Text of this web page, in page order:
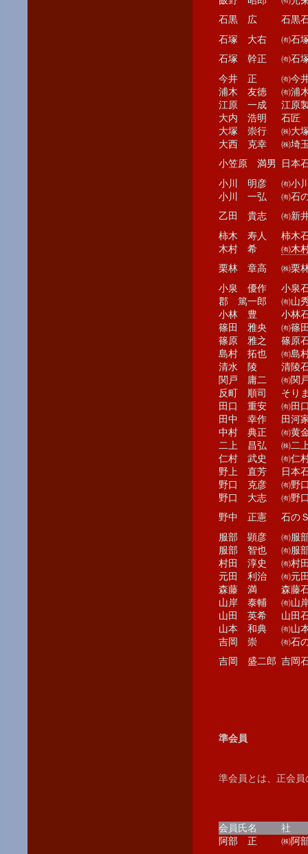
石黒 広
石黒
石塚 大右
㈲石
石塚 幹正
㈲石
今井 正
㈲今
浦木 友徳
㈲浦
江原 一成
江原
大内 浩明
石匠
大塚 崇行
㈱大
大西 克幸
㈱埼
小笠原 満男
日本
小川 明彦
㈲小
小川 一弘
㈲石
乙田 貴志
㈲新
柿木 寿人
柿木
木村 希
㈲木
栗林 章高
㈱栗
小泉 優作
小泉
郡 篤一郎
㈲山
小林 豊
小林
篠田 雅央
㈲篠
篠原 雅之
篠原
島村 拓也
㈲島
清水 陵
清陵
関戸 庸二
㈲関
反町 順司
そり
田口 重安
㈲田
田中 幸作
田河
中村 典正
㈲黄
二上 昌弘
㈱二
仁村 武史
㈲仁
野上 直芳
日本
野口 克彦
㈲野
野口 大志
㈲野
野中 正憲
石の
服部 顕彦
㈲服
服部 智也
㈲服
村田 淳史
㈲村
元田 利治
㈲元
森藤 満
森藤
山岸 泰輔
㈲山
山田 英希
山田
山本 和典
㈲山
吉岡 崇
㈲石
吉岡 盛二郎 吉岡
準会員
準会員とは、正会
会員氏名
社
阿部 正
㈱阿